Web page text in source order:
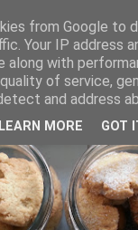
Bimby
from Google to
Your IP address
along with
of service,
and address
LEARN MORE GOT